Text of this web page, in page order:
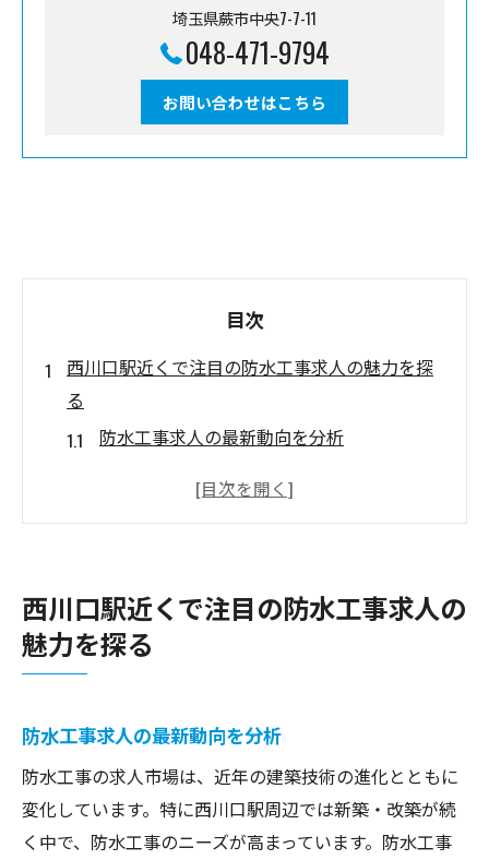
埼玉県蕨市中央7-7-11
048-471-9794
お問い合わせはこちら
目次
西川口駅近くで注目の防水工事求人の魅力を探
る
防水工事求人の最新動向を分析
西川口駅と防水工事の相性を考察
求人情報をチェックする際の注意点
防水工事の求人選びのポイント西川口駅編
企業の過去の評価を調べる方法
地元特有の建築知識を活かす
面接でのアピールポイント
給与と福利厚生の確認事項
西川口駅近くで注目の防水工事求人の
魅力を探る
防水工事求人の最新動向を分析
防水工事の求人市場は、近年の建築技術の進化とともに
変化しています。特に西川口駅周辺では新築・改築が続
く中で、防水工事のニーズが高まっています。防水工事